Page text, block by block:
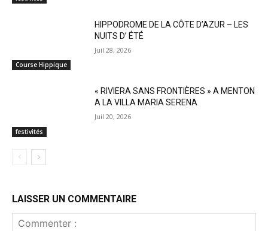
Course Hippique
HIPPODROME DE LA CÔTE D’AZUR – LES
NUITS D’ ÉTÉ
Juil 28, 2026
festivités
« RIVIERA SANS FRONTIÈRES » A MENTON
A LA VILLA MARIA SERENA
Juil 20, 2026
LAISSER UN COMMENTAIRE